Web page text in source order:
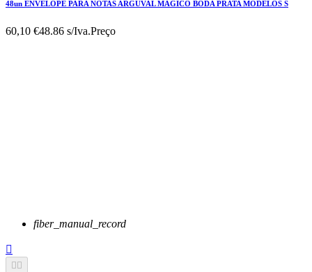
48un ENVELOPE PARA NOTAS ARGUVAL MAGICO BODA PRATA MODELOS S
60,10 €48.86 s/Iva.Preço
fiber_manual_record

 